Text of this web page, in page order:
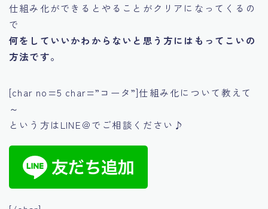
仕組み化ができるとやることがクリアになってくるの
で
何をしていいかわからないと思う方にはもってこいの
方法です。
[char no=5 char=”コータ”]仕組み化について教えて
～
という方はLINE＠でご相談ください♪